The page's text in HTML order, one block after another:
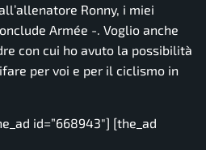
Ronny, i miei
Armée -. Voglio anche
con cui ho avuto la possibilità
per voi e per il ciclismo in
id=”668943″] [the_ad